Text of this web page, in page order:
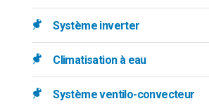
Système inverter
Climatisation à eau
Système ventilo-convecteur